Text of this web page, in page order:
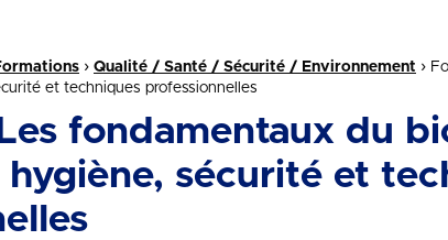
› Qualité / Santé / Sécurité / Environnement ›
et techniques professionnelles
fondamentaux du
sécurité et